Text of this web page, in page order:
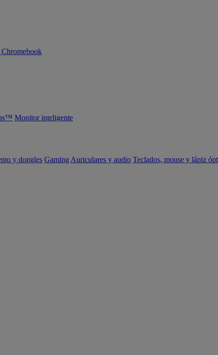
Monitor inteligente
y dongles Gaming Auriculares y audio Teclados, mouse y lápiz